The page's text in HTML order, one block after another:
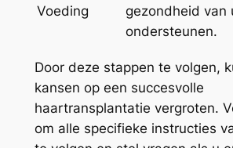
Voeding
gezondheid van
ondersteunen.
Door deze stappen te volgen,
kansen op een succesvolle
haartransplantatie vergroten.
om alle specifieke instructies